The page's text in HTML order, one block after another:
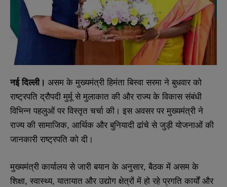
नई दिल्ली। असम के मुख्यमंत्री हिमंता बिस्वा सरमा ने बुधवार को
राष्ट्रपति द्रौपदी मुर्मू से मुलाकात की और राज्य के विकास संबंधी
विभिन्न पहलुओं पर विस्तृत चर्चा की। इस अवसर पर मुख्यमंत्री ने
राज्य की सामाजिक, आर्थिक और बुनियादी ढांचे से जुड़ी योजनाओं की
जानकारी राष्ट्रपति को दी।
मुख्यमंत्री कार्यालय से जारी बयान के अनुसार, बैठक में असम के
शिक्षा, स्वास्थ्य, यातायात और उद्योग क्षेत्रों में हो रहे प्रगति कार्यों और